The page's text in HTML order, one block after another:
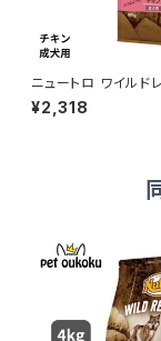
ニュートロ ワイルド
型犬〜小型犬用 成犬
800g
¥2,318